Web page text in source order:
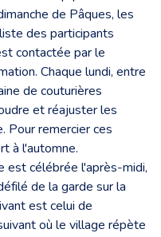
de Pâques, les
des participants
contactée par le
Chaque lundi, entre
de couturières
et réajuster les
Pour remercier ces
à l'automne.
est célébrée l'après-midi,
de la garde sur la
est celui de
où le village répète